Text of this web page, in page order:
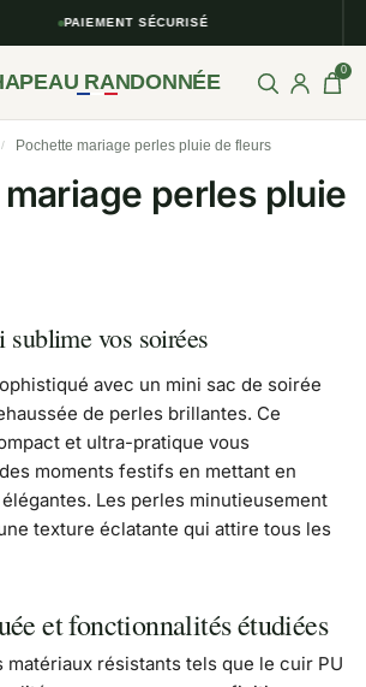
PAIEMENT SÉCURISÉ
RANDONNÉE 0
/ Pochette mariage perles pluie de fleurs
perles pluie
vos soirées
avec un mini sac de soirée
de perles brillantes. Ce
et ultra-pratique vous
moments festifs en mettant en
Les perles minutieusement
texture éclatante qui attire tous les
et fonctionnalités étudiées
matériaux résistants tels que le cuir PU